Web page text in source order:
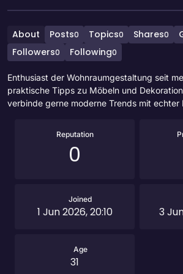
About Posts0 Topics0 Shares0
Followers0 Following0
Enthusiast der Wohnraumgestaltung seit
praktische Tipps zu Möbeln und
verbinde gerne moderne Trends mit echter
Reputation
0
Joined
1 Jun 2026, 20:10 3
Age
31